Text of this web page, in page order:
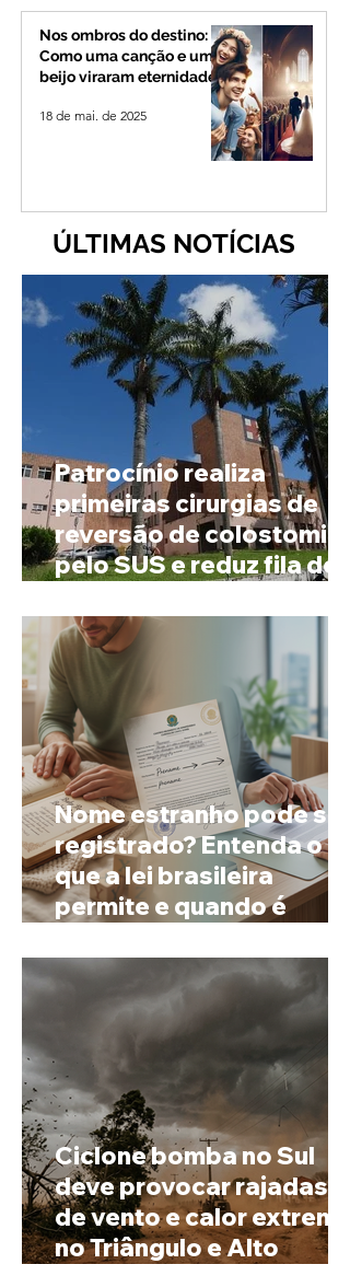
Nos ombros do destino:
Como uma canção e um
beijo viraram eternidade
18 de mai. de 2025
ÚLTIMAS NOTÍCIAS
Patrocínio realiza
primeiras cirurgias de
reversão de colostomia
pelo SUS e reduz fila de
Nome estranho pode ser
registrado? Entenda o
que a lei brasileira
permite e quando é
prenome
Ciclone bomba no Sul
deve provocar rajadas
de vento e calor extremo
no Triângulo e Alto